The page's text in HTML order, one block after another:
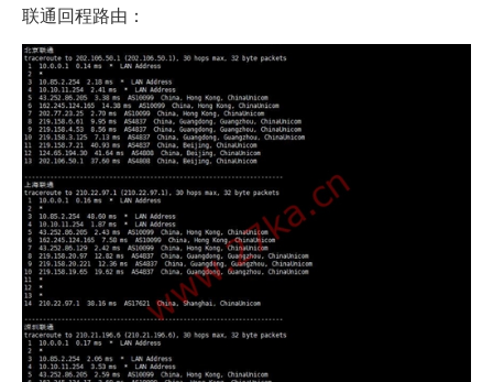
联通回程路由：